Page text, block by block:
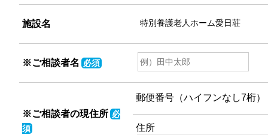
施設名
※ご相談者名 必須
※ご相談者の現住所 必
須
郵便番号（ハイフンなし7桁）
住所